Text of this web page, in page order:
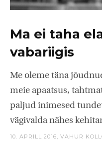
Ma ei taha
vabariigis
Me oleme täna
meie apaatsus,
paljud inimesed
vägivalda nähes
10. APRILL 2016, VAHUR